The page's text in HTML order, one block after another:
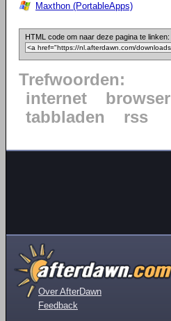
Maxthon (PortableApps)
HTML code om naar deze pagina te linken:
Trefwoorden:
internet
browser
tabbladen
rss
Over AfterDawn
Feedback